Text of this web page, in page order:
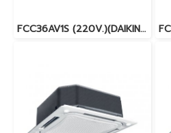
FCC36AV1S (220V.)(DAIKIN SKYAIR) รุ่นฝังในฝ้ากระจายลม 8 ทิศทาง FIXED SPEED น้ำยา R32 พร้อมบริการติดตั้ง